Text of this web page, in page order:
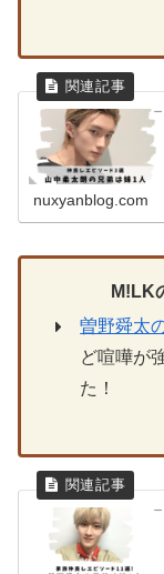
nuxyanblog.com
M!LK
曽野舜太
ど喧嘩が
た！